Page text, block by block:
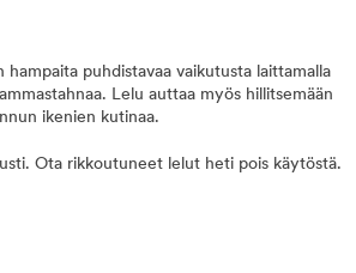
hampaita puhdistavaa vaikutusta laittamalla
Lelu auttaa myös hillitsemään
ikenien kutinaa.
Ota rikkoutuneet lelut heti pois käytöstä.